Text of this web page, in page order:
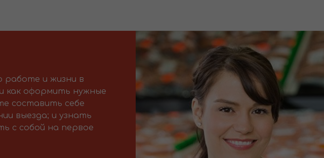
работе и жизни в
как оформить нужные
составить себе
выезда; и узнать
с собой на первое